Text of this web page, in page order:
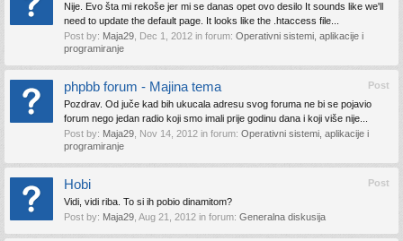
Nije. Evo šta mi rekoše jer mi se danas opet ovo desilo It sounds like we'll
need to update the default page. It looks like the .htaccess file...
Post by: Maja29 Dec 1, 2012 in forum: Operativni sistemi, aplikacije i
programiranje
Post
phpbb forum - Majina tema
Pozdrav. Od juče kad bih ukucala adresu svog foruma ne bi se pojavio
forum nego jedan radio koji smo imali prije godinu dana i koji više nije...
Post by: Maja29 Nov 14, 2012 in forum: Operativni sistemi, aplikacije i
programiranje
Post
Hobi
Vidi, vidi riba. To si ih pobio dinamitom?
Post by: Maja29 Aug 21, 2012 in forum: Generalna diskusija